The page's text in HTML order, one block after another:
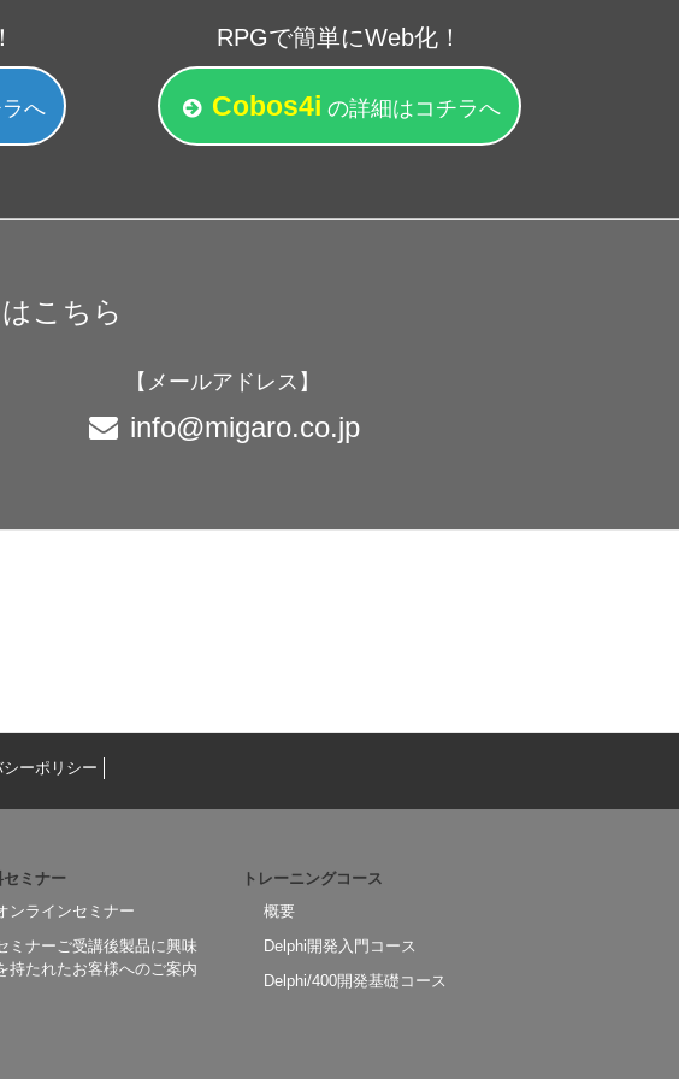
へ
RPGで簡単にWeb化！
Cobos4i の詳細はコチラへ
こちら
【メールアドレス】
info@migaro.co.jp
ーポリシー
セミナー
ンラインセミナー
ミナーご受講後製品に興味
持たれたお客様へのご案内
トレーニングコース
概要
Delphi開発入門コース
Delphi/400開発基礎コース